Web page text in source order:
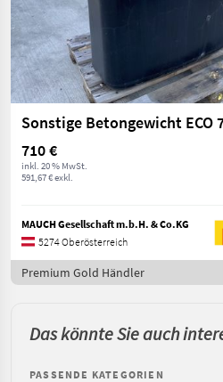
Sonstige Betongewicht ECO
710 €
inkl. 20 % MwSt.
591,67 € exkl.
MAUCH Gesellschaft m.b.H. & Co.KG
5274 Oberösterreich
Premium Gold Händler
Das könnte Sie auch
PASSENDE KATEGORIEN